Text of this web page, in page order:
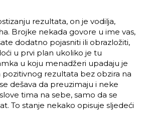
rezultata, on je vodilja,
Brojke nekada govore u ime vas,
dodatno pojasniti ili obrazložiti,
u prvi plan ukoliko je tu
u koju menadžeri upadaju je
pozitivnog rezultata bez obzira na
dešava da preuzimaju i neke
tima na sebe, samo da se
To stanje nekako opisuje sljedeći